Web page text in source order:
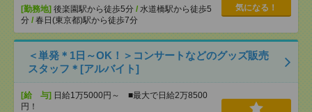
[勤務地] 後楽園駅から徒歩5分 / 水道橋駅から徒歩5
分 / 春日(東京都)駅から徒歩7分
気になる！
＜単発＊1日～OK！＞コンサートなどのグッズ販売
スタッフ＊[アルバイト]
[給 与] 日給1万5000円～ ■最大で日給2万8500
円！